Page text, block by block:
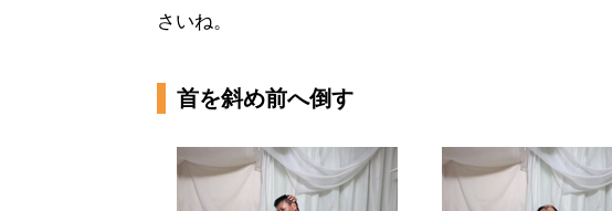
さいね。
首を斜め前へ倒す